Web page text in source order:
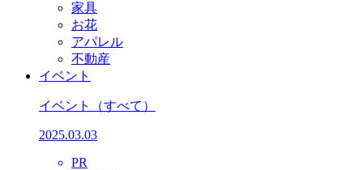
家具
お花
アパレル
不動産
イベント
イベント （すべて）
2025.03.03
PR